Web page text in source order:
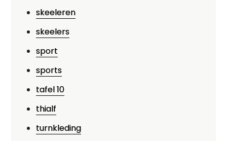
skeeleren
skeelers
sport
sports
tafel 10
thialf
turnkleding